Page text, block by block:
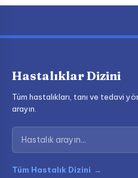
Hastalıklar Dizini
Tüm hastalıkları, tanı ve tedavi
arayın.
Tüm Hastalık Dizini →